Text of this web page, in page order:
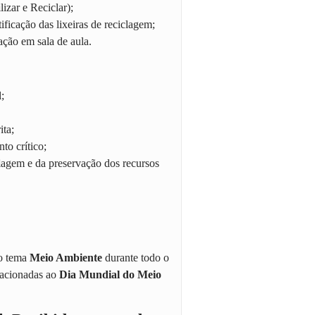
e Reciclar);
das lixeiras de reciclagem;
em sala de aula.
crítico;
e da preservação dos recursos
tema Meio Ambiente durante todo o
ao Dia Mundial do Meio